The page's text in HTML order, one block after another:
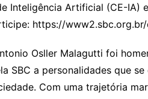
Inteligência Artificial (CE-IA)
https://
Osller Malagutti foi
SBC a personalidades que
Com uma trajetória